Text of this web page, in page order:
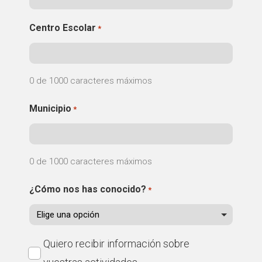
Centro Escolar *
0 de 1000 caracteres máximos
Municipio *
0 de 1000 caracteres máximos
¿Cómo nos has conocido? *
Suscríbete
Quiero recibir información sobre